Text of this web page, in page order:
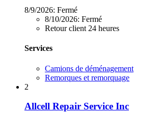
8/9/2026: Fermé
8/10/2026: Fermé
Retour client 24 heures
Services
Camions de déménagement
Remorques et remorquage
2
Allcell Repair Service Inc